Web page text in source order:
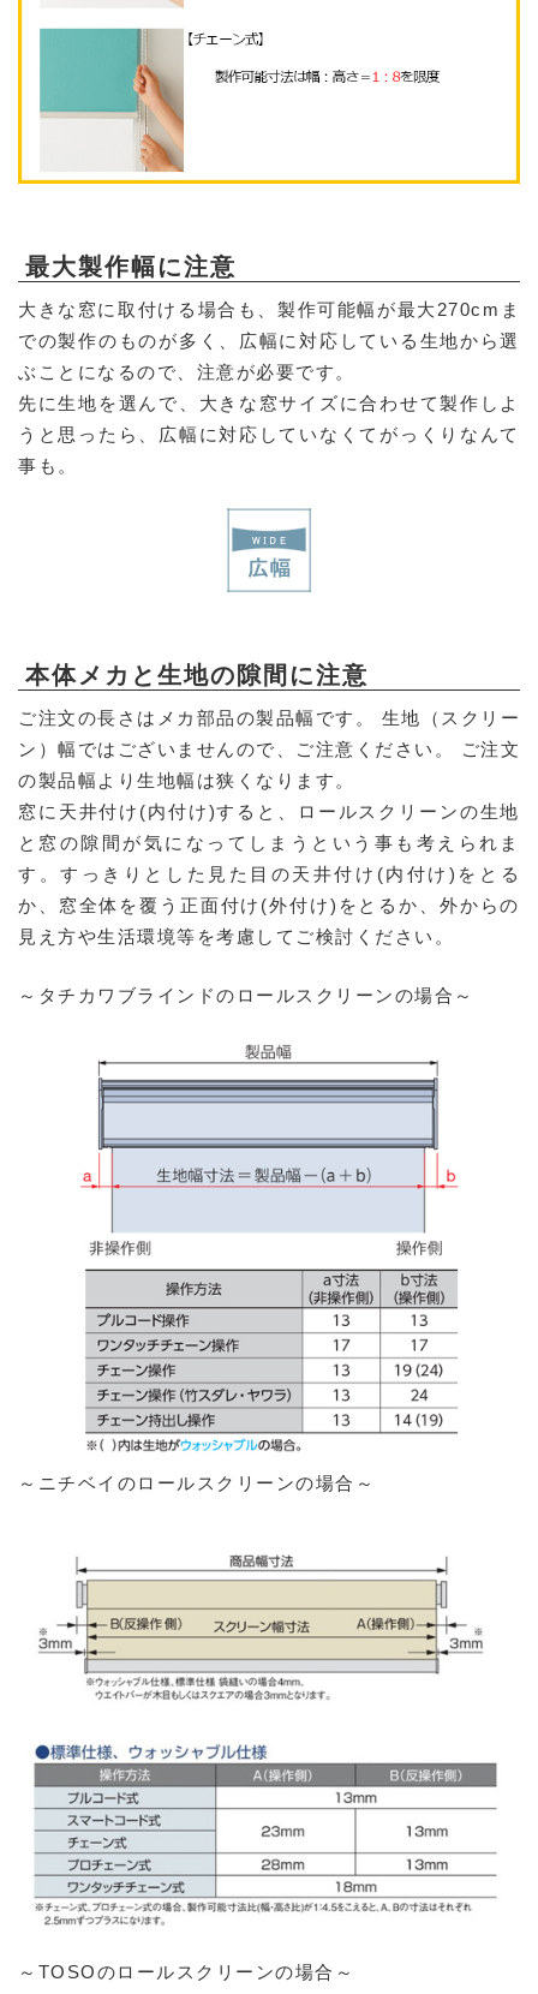
最大製作幅に注意
大きな窓に取付ける場合も、製作可能幅が最大270cmま
での製作のものが多く、広幅に対応している生地から選
ぶことになるので、注意が必要です。
先に生地を選んで、大きな窓サイズに合わせて製作しよ
うと思ったら、広幅に対応していなくてがっくりなんて
事も。
本体メカと生地の隙間に注意
ご注文の長さはメカ部品の製品幅です。 生地（スクリー
ン）幅ではございませんので、ご注意ください。 ご注文
の製品幅より生地幅は狭くなります。
窓に天井付け(内付け)すると、ロールスクリーンの生地
と窓の隙間が気になってしまうという事も考えられま
す。すっきりとした見た目の天井付け(内付け)をとる
か、窓全体を覆う正面付け(外付け)をとるか、外からの
見え方や生活環境等を考慮してご検討ください。
～タチカワブラインドのロールスクリーンの場合～
～ニチベイのロールスクリーンの場合～
～TOSOのロールスクリーンの場合～